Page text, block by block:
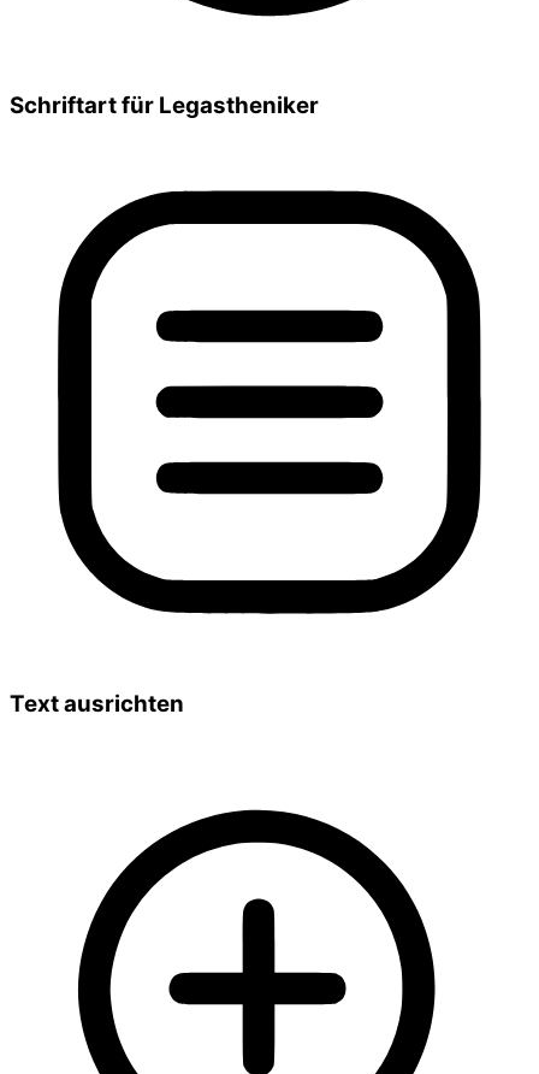
Schriftart für Legastheniker
Text ausrichten